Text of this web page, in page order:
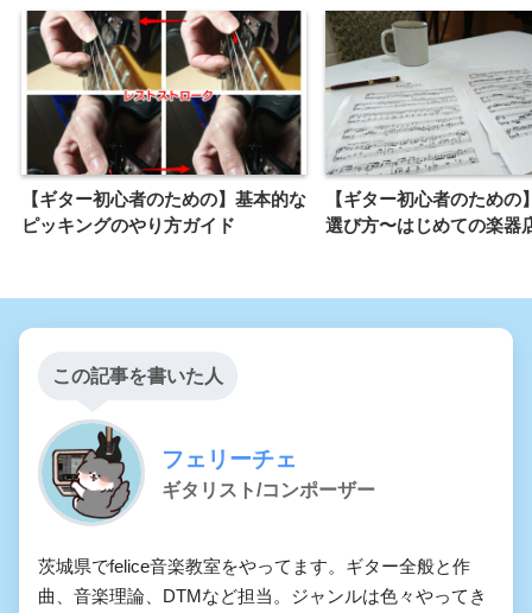
【ギター初心者のための】基本的な
ピッキングのやり方ガイド
【ギター初心者のための
選び方〜はじめての楽器
この記事を書いた人
フェリーチェ
ギタリスト/コンポーザー
茨城県でfelice音楽教室をやってます。ギター全般と作
曲、音楽理論、DTMなど担当。ジャンルは色々やってき